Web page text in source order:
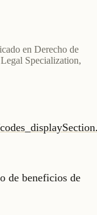
en Derecho de
Specialization,
de beneficios de